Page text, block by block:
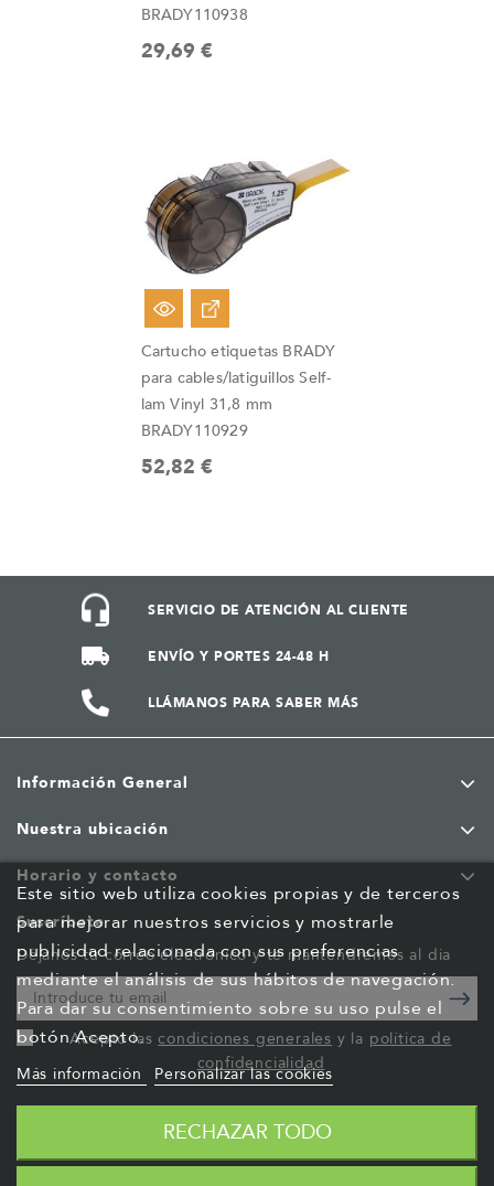
BRADY110938
29,69 €
Cartucho etiquetas BRADY
para cables/latiguillos Self-
lam Vinyl 31,8 mm
BRADY110929
52,82 €
SERVICIO DE ATENCIÓN AL CLIENTE
ENVÍO Y PORTES 24-48 H
LLÁMANOS PARA SABER MÁS
Información General
Nuestra ubicación
Horario y contacto
Suscríbete
Déjanos tu correo electrónico y te mantendremos al dia
Acepto lascondiciones generales y la política de
confidencialidad
Este sitio web utiliza cookies propias y de terceros
para mejorar nuestros servicios y mostrarle
publicidad relacionada con sus preferencias
mediante el análisis de sus hábitos de navegación.
Para dar su consentimiento sobre su uso pulse el
botón Acepto.
Más información Personalizar las cookies
RECHAZAR TODO